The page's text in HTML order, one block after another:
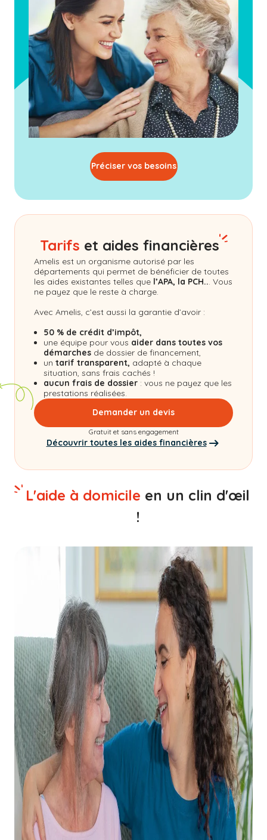
Préciser vos besoins
Tarifs et aides financières
Amelis est un organisme autorisé par les
départements qui permet de bénéficier de toutes
les aides existantes telles que l’APA, la PCH... Vous
ne payez que le reste à charge.
Avec Amelis, c’est aussi la garantie d’avoir :
50 % de crédit d’impôt,
une équipe pour vous aider dans toutes vos
démarches de dossier de financement,
un tarif transparent, adapté à chaque
situation, sans frais cachés !
aucun frais de dossier : vous ne payez que les
prestations réalisées.
Demander un devis
Gratuit et sans engagement
Découvrir toutes les aides financières
L'aide à domicile en un clin d'œil
!